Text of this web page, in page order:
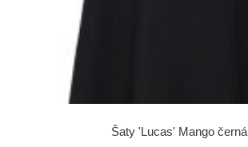
Šaty 'Lucas' Mango černá